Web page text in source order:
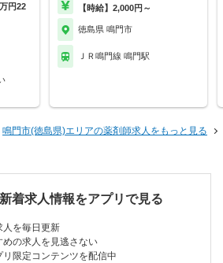
円22
【時給】2,000円～
徳島県 鳴門市
ＪＲ鳴門線 鳴門駅
鳴門市(徳島県)エリアの薬剤師求人をもっと見る
着求人情報をアプリで見る
人を毎日更新
の求人を見逃さない
限定コンテンツを配信中